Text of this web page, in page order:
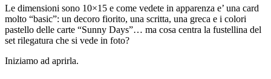
Le dimensioni sono 10×15 e come vedete in apparenza e’ una card
molto “basic”: un decoro fiorito, una scritta, una greca e i colori
pastello delle carte “Sunny Days”… ma cosa centra la fustellina del
set rilegatura che si vede in foto?
Iniziamo ad aprirla.